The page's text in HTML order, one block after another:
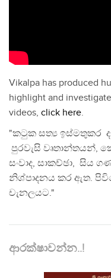
Vikalpa has produced
highlight and
videos, click here.
"කටුක සත්‍ය ඉස්මතුකර
පුරවැසි වෘතාන්තයන්,
සංවාද, සාකච්ඡා, සිය
නිශ්පාදනය කර ඇත.
චැනලයට."
ආරක්ෂාවන්න..!